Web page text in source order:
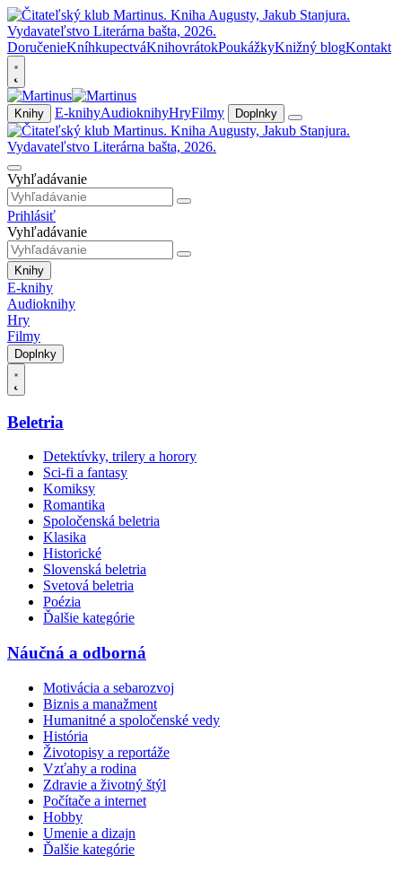
DoručenieKníhkupectváKnihovrátokPoukážkyKnižný blogKontakt
Knihy E-knihyAudioknihyHryFilmy Doplnky
Vyhľadávanie
Prihlásiť
Vyhľadávanie
Knihy
E-knihy
Audioknihy
Hry
Filmy
Doplnky
Beletria
Detektívky, trilery a horory
Sci-fi a fantasy
Komiksy
Romantika
Spoločenská beletria
Klasika
Historické
Slovenská beletria
Svetová beletria
Poézia
Ďalšie kategórie
Náučná a odborná
Motivácia a sebarozvoj
Biznis a manažment
Humanitné a spoločenské vedy
História
Životopisy a reportáže
Vzťahy a rodina
Zdravie a životný štýl
Počítače a internet
Hobby
Umenie a dizajn
Ďalšie kategórie